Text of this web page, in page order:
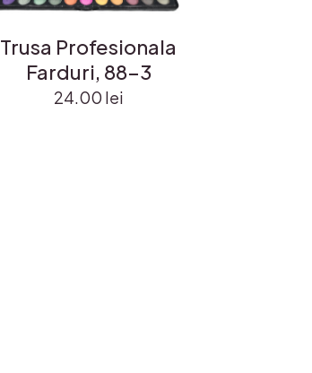
Trusa Profesionala
Farduri, 88-3
24.00 lei